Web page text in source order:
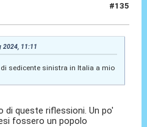
#135
2024, 11:11
sedicente sinistra in Italia a mio
di queste riflessioni. Un po'
fossero un popolo